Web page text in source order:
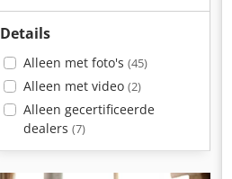
Details
Alleen met foto's (45)
Alleen met video (2)
Alleen gecertificeerde
dealers (7)